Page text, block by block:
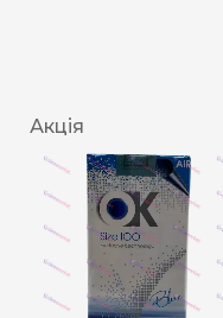
Акція